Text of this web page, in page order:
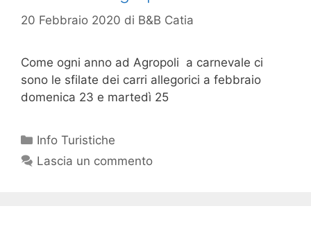
20 Febbraio 2020 di B&B Catia
Come ogni anno ad Agropoli a carnevale ci
sono le sfilate dei carri allegorici a febbraio
domenica 23 e martedì 25
Info Turistiche
Lascia un commento